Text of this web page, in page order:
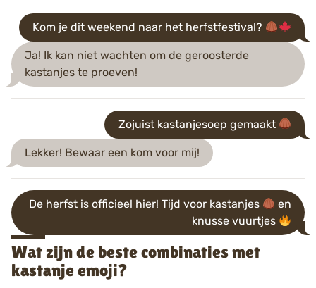
Kom je dit weekend naar het herfstfestival?
Ja! Ik kan niet wachten om de geroosterde
kastanjes te proeven!
Zojuist kastanjesoep gemaakt
Lekker! Bewaar een kom voor mij!
De herfst is officieel hier! Tijd voor kastanjes
en
knusse vuurtjes
Wat zijn de beste combinaties met
kastanje emoji?